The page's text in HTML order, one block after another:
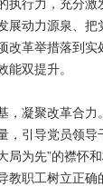
展动力源泉、把
改革举措落到
双提升。
，凝聚改革合
，引导党员领导
局为先”的襟怀
教职工树立正